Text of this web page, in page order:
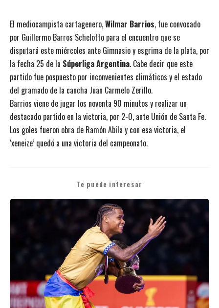
El mediocampista cartagenero,Wilmar Barrios, fue convocado
por Guillermo Barros Schelotto para el encuentro que se
disputará este miércoles ante Gimnasio y esgrima de la plata, por
la fecha 25 de la Súperliga Argentina. Cabe decir que este
partido fue pospuesto por inconvenientes climáticos y el estado
del gramado de la cancha Juan Carmelo Zerillo.
Barrios viene de jugar los noventa 90 minutos y realizar un
destacado partido en la victoria, por 2-0, ante Unión de Santa Fe.
Los goles fueron obra de Ramón Abila y con esa victoria, el
‘xeneize’ quedó a una victoria del campeonato.
Te puede interesar